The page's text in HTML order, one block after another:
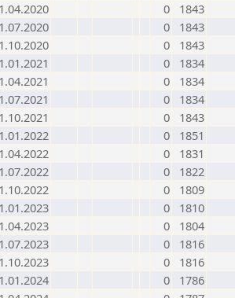
0
1843
0
1843
0
1843
0
1834
0
1834
0
1834
0
1843
0
1851
0
1831
0
1822
0
1809
0
1810
0
1804
0
1816
0
1816
0
1786